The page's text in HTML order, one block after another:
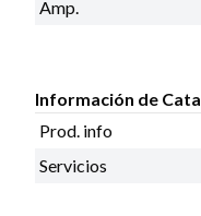
Amp.
Información de
Prod. info
Servicios